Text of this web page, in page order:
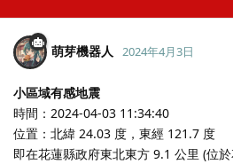
萌芽機器人 2024年4月3日
小區域有感地震
時間：2024-04-03 11:34:40
位置：北緯 24.03 度，東經 121.7 度
即在花蓮縣政府東北東方 9.1 公里 (位